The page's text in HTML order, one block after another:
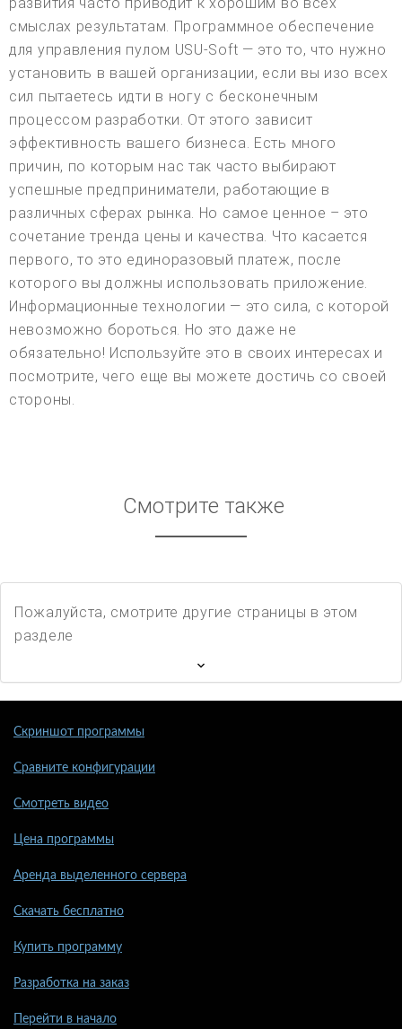
смыслах результатам. Программное обеспечение
для управления пулом USU-Soft — это то, что нужно
установить в вашей организации, если вы изо всех
сил пытаетесь идти в ногу с бесконечным
процессом разработки. От этого зависит
эффективность вашего бизнеса. Есть много
причин, по которым нас так часто выбирают
успешные предприниматели, работающие в
различных сферах рынка. Но самое ценное – это
сочетание тренда цены и качества. Что касается
первого, то это единоразовый платеж, после
которого вы должны использовать приложение.
Информационные технологии — это сила, с которой
невозможно бороться. Но это даже не
обязательно! Используйте это в своих интересах и
посмотрите, чего еще вы можете достичь со своей
стороны.
Смотрите также
Пожалуйста, смотрите другие страницы в этом
разделе
Скриншот программы
Сравните конфигурации
Смотреть видео
Цена программы
Аренда выделенного сервера
Скачать бесплатно
Купить программу
Разработка на заказ
Перейти в начало